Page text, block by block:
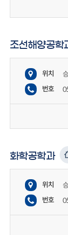
조선해양공학
위치
번호
화학공학과
위치
번호